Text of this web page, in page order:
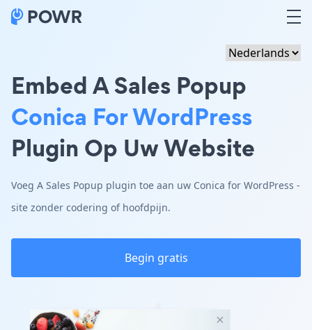
Embed A Sales Popup
Conica For WordPress
Plugin Op Uw Website
Voeg A Sales Popup plugin toe aan uw Conica for WordPress -
site zonder codering of hoofdpijn.
Begin gratis